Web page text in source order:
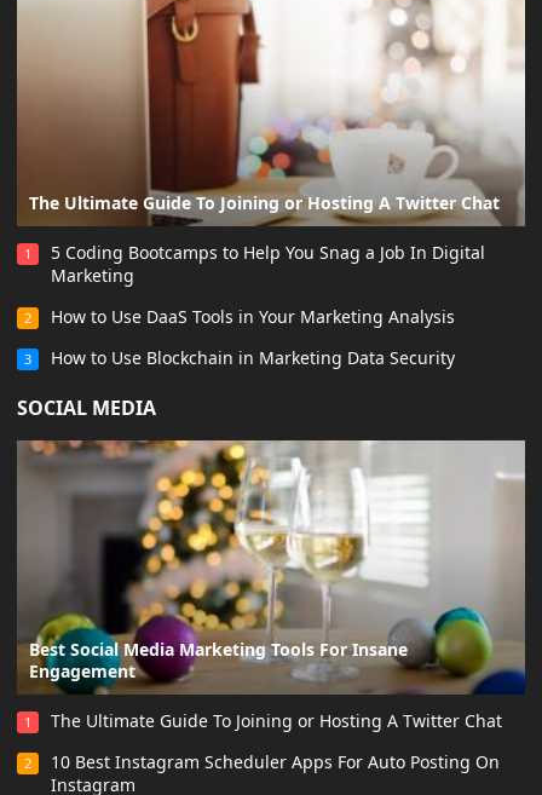
The Ultimate Guide To Joining or Hosting A Twitter Chat
1
5 Coding Bootcamps to Help You Snag a Job In Digital
Marketing
2 How to Use DaaS Tools in Your Marketing Analysis
3 How to Use Blockchain in Marketing Data Security
SOCIAL MEDIA
Best Social Media Marketing Tools For Insane
Engagement
1 The Ultimate Guide To Joining or Hosting A Twitter Chat
2
10 Best Instagram Scheduler Apps For Auto Posting On
Instagram